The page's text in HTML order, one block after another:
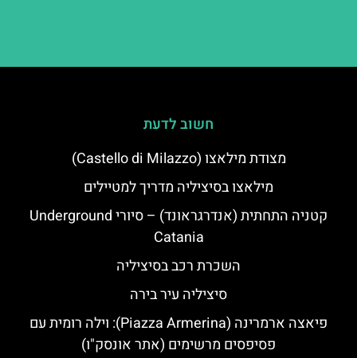
חשוב לדעת
מצודת מילאצו (Castello di Milazzo)
מילאצו בסיציליה מדריך למטיילים
קטניה התחתית (אנדרגראונד) – סיורי Underground
Catania
השכרת רכב בסיציליה
סיציליה עיר בירה
פיאצה ארמרינה (Piazza Armerina): וילה רומית עם
פסיפסים מרשימים (אתר אונסק"ו)